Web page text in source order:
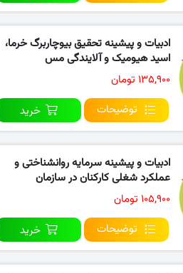
ادبیات و پیشینه تحقیق بیوچاربرگ خرما،
اسید هیومیک و آلایندگی مس
۱۳۵,۹۰۰ تومان
توضیحات
خرید
ادبیات و پیشینه سرمایه روانشناختی و
عملکرد شغلی کارکنان در سازمان
۱۰۵,۹۰۰ تومان
توضیحات
خرید